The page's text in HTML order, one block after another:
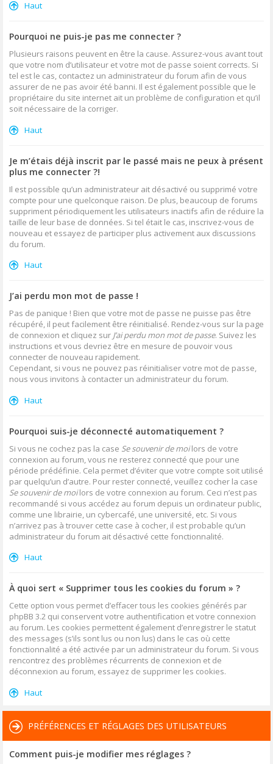
Haut
Pourquoi ne puis-je pas me connecter ?
Plusieurs raisons peuvent en être la cause. Assurez-vous avant tout
que votre nom d’utilisateur et votre mot de passe soient corrects. Si
tel est le cas, contactez un administrateur du forum afin de vous
assurer de ne pas avoir été banni. Il est également possible que le
propriétaire du site internet ait un problème de configuration et qu’il
soit nécessaire de la corriger.
Haut
Je m’étais déjà inscrit par le passé mais ne peux à présent
plus me connecter ?!
Il est possible qu’un administrateur ait désactivé ou supprimé votre
compte pour une quelconque raison. De plus, beaucoup de forums
suppriment périodiquement les utilisateurs inactifs afin de réduire la
taille de leur base de données. Si tel était le cas, inscrivez-vous de
nouveau et essayez de participer plus activement aux discussions
du forum.
Haut
J’ai perdu mon mot de passe !
Pas de panique ! Bien que votre mot de passe ne puisse pas être
récupéré, il peut facilement être réinitialisé. Rendez-vous sur la page
de connexion et cliquez sur J’ai perdu mon mot de passe. Suivez les
instructions et vous devriez être en mesure de pouvoir vous
connecter de nouveau rapidement.
Cependant, si vous ne pouvez pas réinitialiser votre mot de passe,
nous vous invitons à contacter un administrateur du forum.
Haut
Pourquoi suis-je déconnecté automatiquement ?
Si vous ne cochez pas la case Se souvenir de moilors de votre
connexion au forum, vous ne resterez connecté que pour une
période prédéfinie. Cela permet d’éviter que votre compte soit utilisé
par quelqu’un d’autre. Pour rester connecté, veuillez cocher la case
Se souvenir de moilors de votre connexion au forum. Ceci n’est pas
recommandé si vous accédez au forum depuis un ordinateur public,
comme une librairie, un cybercafé, une université, etc. Si vous
n’arrivez pas à trouver cette case à cocher, il est probable qu’un
administrateur du forum ait désactivé cette fonctionnalité.
Haut
À quoi sert « Supprimer tous les cookies du forum » ?
Cette option vous permet d’effacer tous les cookies générés par
phpBB 3.2 qui conservent votre authentification et votre connexion
au forum. Les cookies permettent également d’enregistrer le statut
des messages (s’ils sont lus ou non lus) dans le cas où cette
fonctionnalité a été activée par un administrateur du forum. Si vous
rencontrez des problèmes récurrents de connexion et de
déconnexion au forum, essayez de supprimer les cookies.
Haut
PRÉFÉRENCES ET RÉGLAGES DES UTILISATEURS
Comment puis-je modifier mes réglages ?